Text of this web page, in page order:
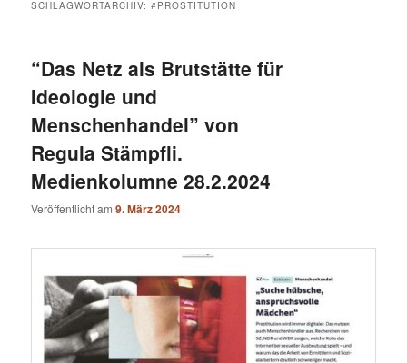
SCHLAGWORTARCHIV:#PROSTITUTION
“Das Netz als Brutstätte für
Ideologie und
Menschenhandel” von
Regula Stämpfli.
Medienkolumne 28.2.2024
Veröffentlicht am9. März 2024